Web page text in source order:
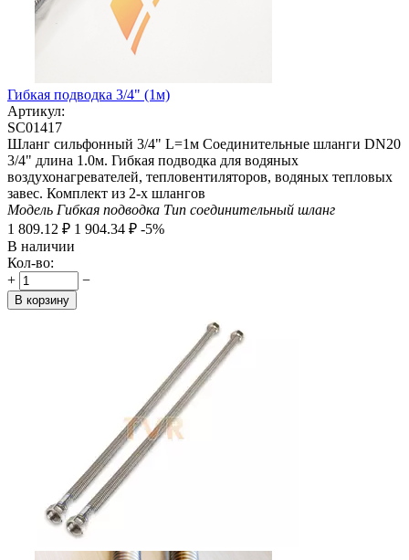
Гибкая подводка 3/4" (1м)
Артикул:
SC01417
Шланг сильфонный 3/4" L=1м Соединительные шланги DN20
3/4" длина 1.0м. Гибкая подводка для водяных
воздухонагревателей, тепловентиляторов, водяных тепловых
завес. Комплект из 2-х шлангов
Модель Гибкая подводка Тип соединительный шланг
1 809.12 ₽ 1 904.34 ₽ -5%
В наличии
Кол-во:
+
−
В корзину